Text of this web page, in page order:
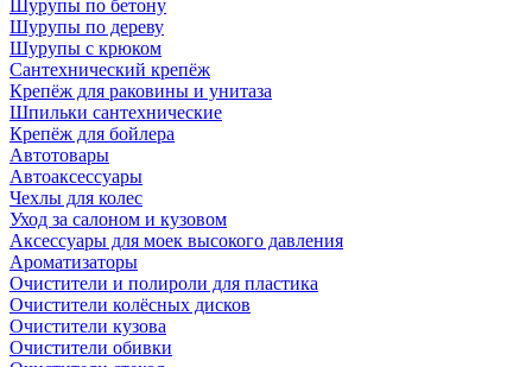
Шурупы по бетону
Шурупы по дереву
Шурупы с крюком
Сантехнический крепёж
Крепёж для раковины и унитаза
Шпильки сантехнические
Крепёж для бойлера
Автотовары
Автоаксессуары
Чехлы для колес
Уход за салоном и кузовом
Аксессуары для моек высокого давления
Ароматизаторы
Очистители и полироли для пластика
Очистители колёсных дисков
Очистители кузова
Очистители обивки